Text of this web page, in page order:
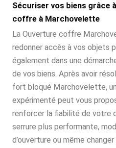
Sécuriser vos biens grâce
coffre à Marchovelette
La Ouverture coffre
redonner accès à vos objets
également dans une
de vos biens. Après avoir
fort bloqué Marchovelette,
expérimenté peut vous
renforcer la fiabilité de votre
serrure plus performante,
d’ouverture ou même